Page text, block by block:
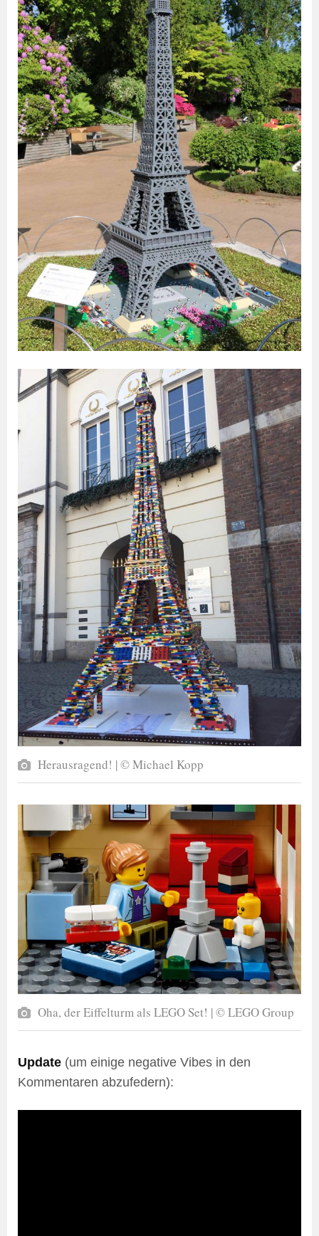
Herausragend! | © Michael Kopp
Oha, der Eiffelturm als LEGO Set! | © LEGO Group
Update (um einige negative Vibes in den
Kommentaren abzufedern):